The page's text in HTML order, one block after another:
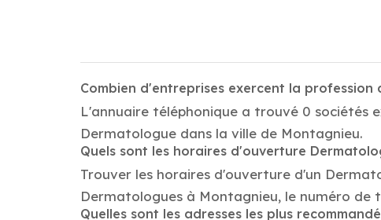
Combien d'entreprises exercent la
L'annuaire téléphonique a trouvé 0 sociétés
Dermatologue dans la ville de Montagnieu.
Quels sont les horaires d'ouverture
Trouver les horaires d'ouverture d'un
Dermatologues à Montagnieu, le numéro de
Quelles sont les adresses les plus